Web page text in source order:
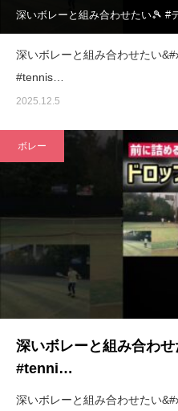
深いボレーと組み合わせたい🎾 #
深いボレーと組み合わせたい
#tennis…
2025.12.5
ボレー
深いボレーと組み合わ
#tenni…
深いボレーと組み合わせたい